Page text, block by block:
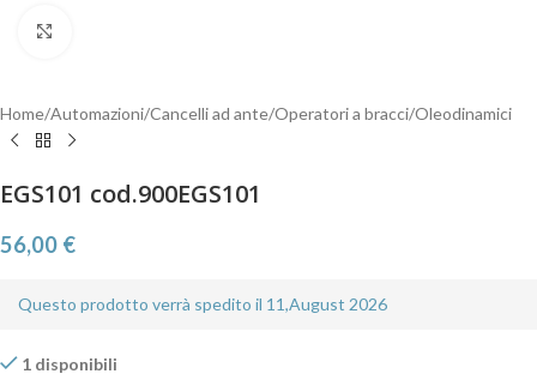
Home/Automazioni/Cancelli ad ante/Operatori a bracci/Oleodinamici
EGS101 cod.900EGS101
56,00 €
Questo prodotto verrà spedito il 11,August 2026
1 disponibili